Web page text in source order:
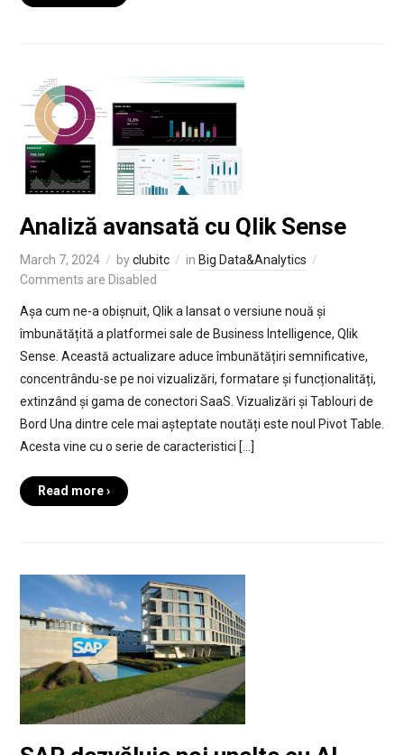
Analiză avansată cu Qlik Sense
March 7, 2024 byclubitc in Big Data&Analytics
Comments are Disabled
Așa cum ne-a obișnuit, Qlik a lansat o versiune nouă și
îmbunătățită a platformei sale de Business Intelligence, Qlik
Sense. Această actualizare aduce îmbunătățiri semnificative,
concentrându-se pe noi vizualizări, formatare și funcționalități,
extinzând și gama de conectori SaaS. Vizualizări și Tablouri de
Bord Una dintre cele mai așteptate noutăți este noul Pivot Table.
Acesta vine cu o serie de caracteristici […]
Read more ›